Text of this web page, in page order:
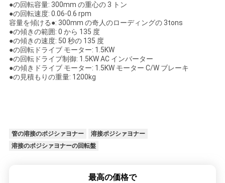
し
な
さ
い
図
●の回転容量: 300mm の重心の 3 トン
●の回転速度: 0.06-0.6 rpm
容量を傾ける●: 300mm の奇人のローディングの 3tons
●の傾きの範囲: 0 から 135 度
●の傾きの速度: 50 秒の 135 度
●の回転ドライブ モーター: 1.5KW
●の回転ドライブ制御: 1.5KW AC インバーター
●の傾きドライブ モーター: 1.5KW モーター C/W ブレーキ
●の見積もりの重量: 1200kg
管の溶接のポジシァヨナー
溶接ポジシァヨナー
溶接のポジシァヨナーの回転盤
最高の価格で